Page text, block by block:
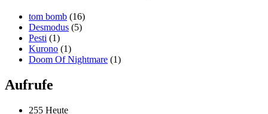
tom bomb (16)
Desmodus (5)
Pesti (1)
Kurono (1)
Doom Of Nightmare (1)
Aufrufe
255 Heute